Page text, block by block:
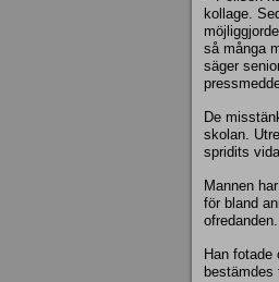
kollage.
så många
säger
De
skolan.
spridits
Mannen
för bland
ofredanden.
Han